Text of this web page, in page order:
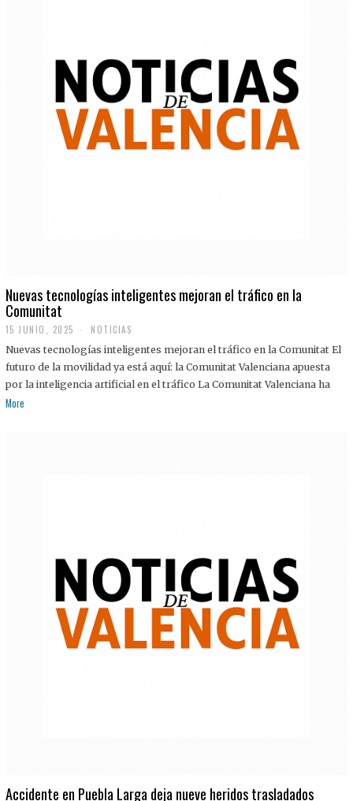
Nuevas tecnologías inteligentes mejoran el tráfico en la
Comunitat
15 JUNIO, 2025 NOTICIAS
Nuevas tecnologías inteligentes mejoran el tráfico en la Comunitat El
futuro de la movilidad ya está aquí: la Comunitat Valenciana apuesta
por la inteligencia artificial en el tráfico La Comunitat Valenciana ha
More
Accidente en Puebla Larga deja nueve heridos trasladados